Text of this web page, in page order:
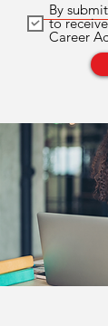
By
to
Career